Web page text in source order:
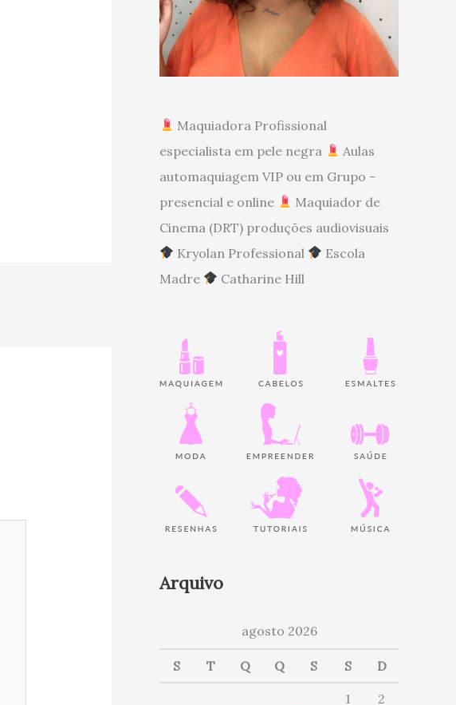
Maquiadora Profissional
especialista em pele negra
Aulas
automaquiagem VIP ou em Grupo -
presencial e online
Maquiador de
Cinema (DRT) produções audiovisuais
Kryolan Professional
Escola
Madre
Catharine Hill
Arquivo
agosto 2026
S T Q Q S S D
1
2